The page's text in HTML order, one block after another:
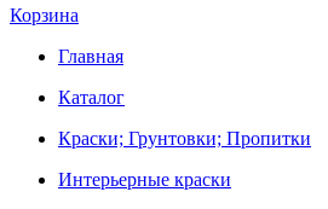
Корзина
Главная
Каталог
Краски; Грунтовки; Пропитки
Интерьерные краски